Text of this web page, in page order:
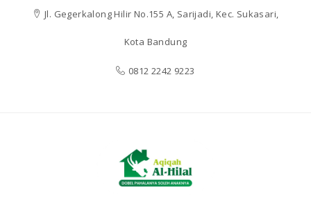
Jl. Gegerkalong Hilir No.155 A, Sarijadi, Kec. Sukasari,
Kota Bandung
0812 2242 9223